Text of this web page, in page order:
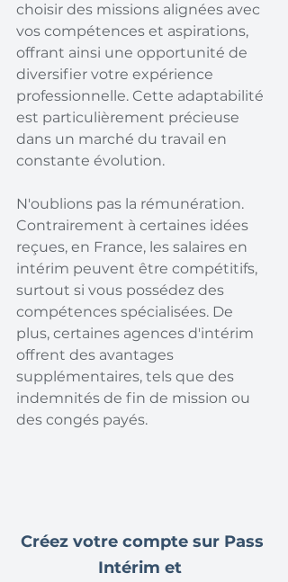
choisir des missions alignées avec
vos compétences et aspirations,
offrant ainsi une opportunité de
diversifier votre expérience
professionnelle. Cette adaptabilité
est particulièrement précieuse
dans un marché du travail en
constante évolution.
N'oublions pas la rémunération.
Contrairement à certaines idées
reçues, en France, les salaires en
intérim peuvent être compétitifs,
surtout si vous possédez des
compétences spécialisées. De
plus, certaines agences d'intérim
offrent des avantages
supplémentaires, tels que des
indemnités de fin de mission ou
des congés payés.
Créez votre compte sur Pass
Intérim et